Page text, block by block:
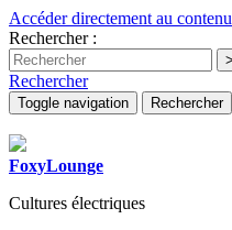
Accéder directement au contenu
Rechercher :
Rechercher
Toggle navigation Rechercher
FoxyLounge
Cultures électriques